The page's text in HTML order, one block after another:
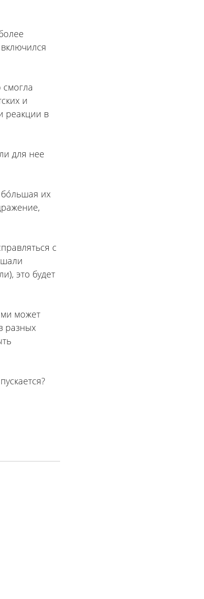
и
реакции в
для нее
их
с
это будет
может
разных